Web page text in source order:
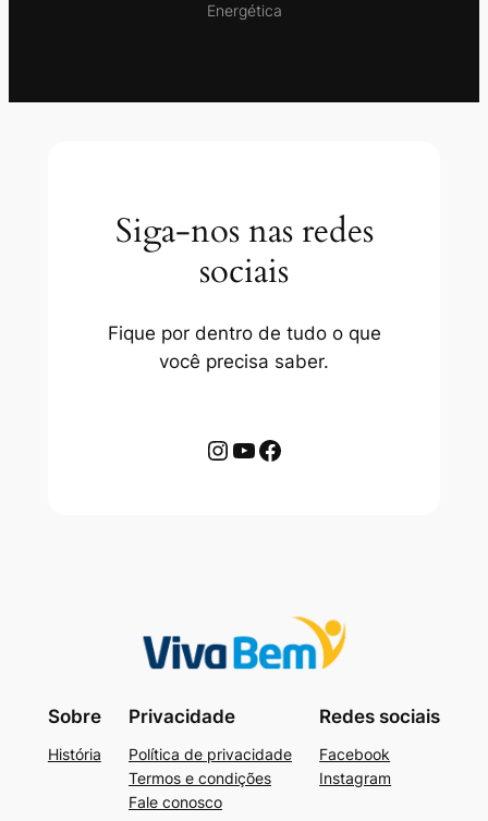
Energética
Siga-nos nas redes
sociais
Fique por dentro de tudo o que
você precisa saber.
Sobre
História
Privacidade
Política de privacidade
Termos e condições
Fale conosco
Redes sociais
Facebook
Instagram